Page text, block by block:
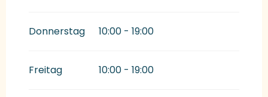
Donnerstag 10:00 - 19:00
Freitag 10:00 - 19:00